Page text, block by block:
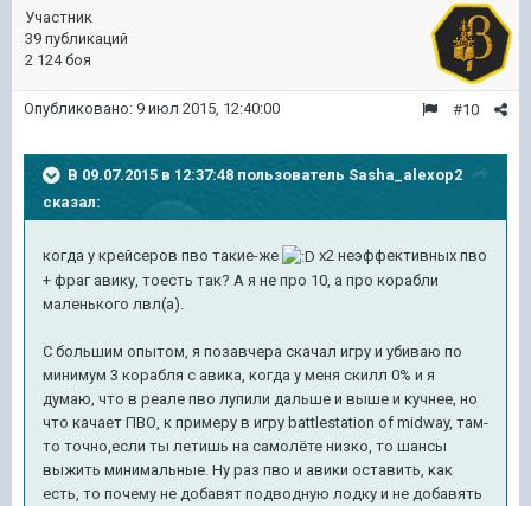
Участник
39 публикаций
2 124 боя
#10
Опубликовано: 9 июл 2015, 12:40:00
В 09.07.2015 в 12:37:48 пользователь Sasha_alexop2
сказал:
когда у крейсеров пво такие-же
x2 неэффективных пво
+ фраг авику, тоесть так? А я не про 10, а про корабли
маленького лвл(а).
С большим опытом, я позавчера скачал игру и убиваю по
минимум 3 корабля с авика, когда у меня скилл 0% и я
думаю, что в реале пво лупили дальше и выше и кучнее, но
что качает ПВО, к примеру в игру battlestation of midway, там-
то точно,если ты летишь на самолёте низко, то шансы
выжить минимальные. Ну раз пво и авики оставить, как
есть, то почему не добавят подводную лодку и не добавять